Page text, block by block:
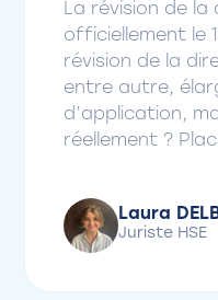
La révision de la
officiellement le
révision de la
entre autre,
d’application,
réellement ?
Laura
Juriste HSE